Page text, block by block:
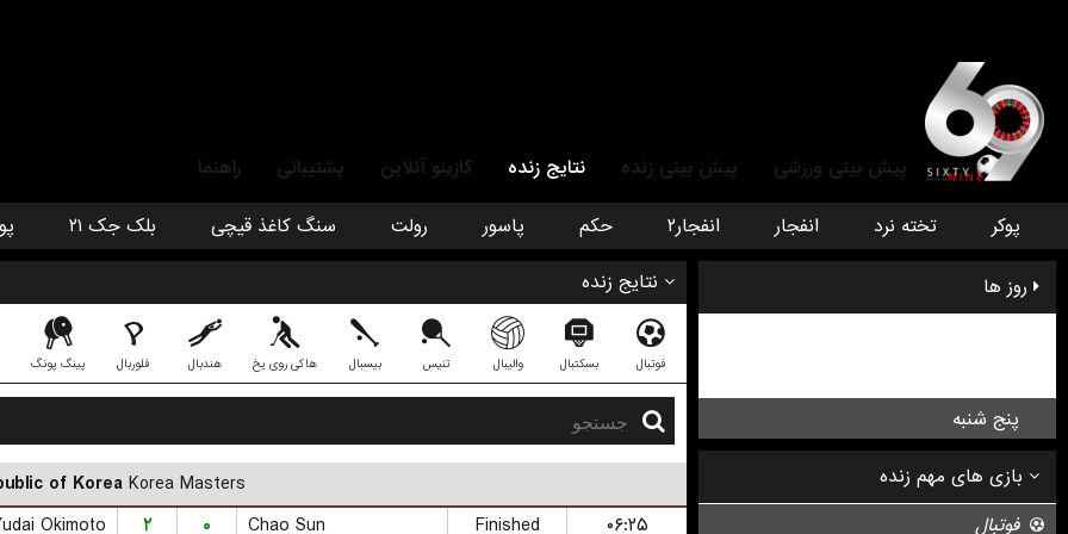
پیش بینی ورزشی پیش بینی زنده نتایج زنده کازینو آنلاین پشتیبانی راهنما
پوکر تخته نرد انفجار انفجار۲ حکم پاسور رولت سنگ کاغذ قیچی بلک جک ۲۱
روز ها
پنج شنبه
نتایج زنده
فوتبال بسکتبال والیبال تنیس بیسبال هاکی روی یخ هندبال فلوربال پینگ پونگ
of Korea Korea Masters
Okimoto
۲ ۰ Chao Sun Finished
۰۶:۲۵